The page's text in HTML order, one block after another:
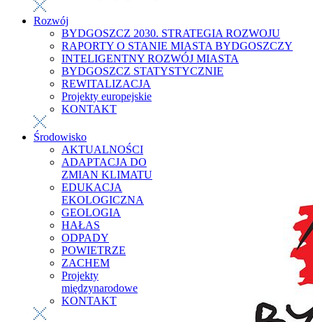
Rozwój
BYDGOSZCZ 2030. STRATEGIA ROZWOJU
RAPORTY O STANIE MIASTA BYDGOSZCZY
INTELIGENTNY ROZWÓJ MIASTA
BYDGOSZCZ STATYSTYCZNIE
REWITALIZACJA
Projekty europejskie
KONTAKT
Środowisko
AKTUALNOŚCI
ADAPTACJA DO
ZMIAN KLIMATU
EDUKACJA
EKOLOGICZNA
GEOLOGIA
HAŁAS
ODPADY
POWIETRZE
ZACHEM
Projekty
międzynarodowe
KONTAKT